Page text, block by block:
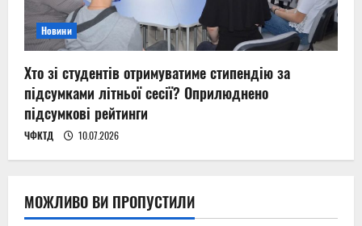
Новини
Хто зі студентів отримуватиме стипендію за
підсумками літньої сесії? Оприлюднено
підсумкові рейтинги
ЧФКТД 10.07.2026
МОЖЛИВО ВИ ПРОПУСТИЛИ